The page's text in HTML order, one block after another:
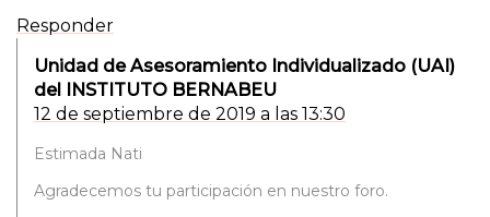
Responder
Unidad de Asesoramiento Individualizado (UAI)
del INSTITUTO BERNABEU
12 de septiembre de 2019 a las 13:30
Estimada Nati
Agradecemos tu participación en nuestro foro.